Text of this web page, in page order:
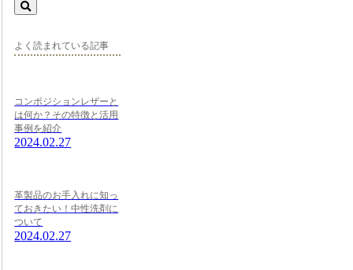
よく読まれている記事
コンポジションレザーと
は何か？その特徴と活用
事例を紹介
2024.02.27
革製品のお手入れに知っ
ておきたい！中性洗剤に
ついて
2024.02.27